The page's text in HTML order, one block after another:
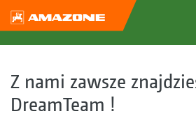
Z nami zawsze
DreamTeam !